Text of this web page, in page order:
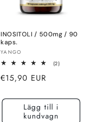
INOSITOLI / 500mg / 90
kaps.
Säljare:
YANGO
(2)2
Normalt
€15,90 EUR
Lägg till i
kundvagn